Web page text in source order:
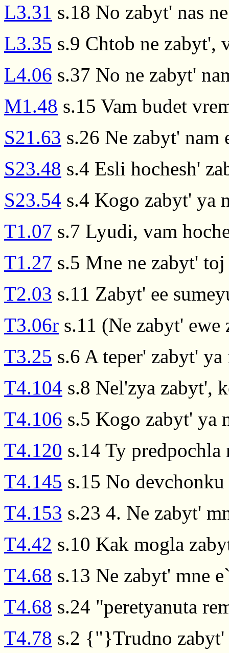
L3.31 s.18 No zabyt' nas
L3.35 s.9 Chtob ne zabyt',
L4.06 s.37 No ne zabyt'
M1.48 s.15 Vam budet
S21.63 s.26 Ne zabyt' nam
S23.48 s.4 Esli hochesh'
S23.54 s.4 Kogo zabyt' ya
T1.07 s.7 Lyudi, vam
T1.27 s.5 Mne ne zabyt'
T2.03 s.11 Zabyt' ee
T3.06r s.11 (Ne zabyt'
T3.25 s.6 A teper' zabyt' ya
T4.104 s.8 Nel'zya zabyt',
T4.106 s.5 Kogo zabyt' ya
T4.120 s.14 Ty predpochla
T4.145 s.15 No
T4.153 s.23 4. Ne zabyt'
T4.42 s.10 Kak mogla
T4.68 s.13 Ne zabyt' mne
T4.68 s.24 "peretyanuta
T4.78 s.2 {"}Trudno zabyt'